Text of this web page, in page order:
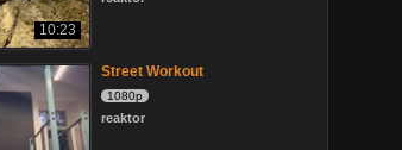
10:23
Street Workout
1080p
reaktor